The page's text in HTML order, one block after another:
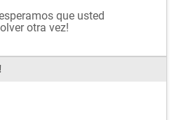
que usted
otra vez!